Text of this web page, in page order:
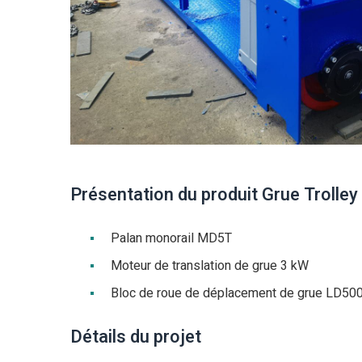
Présentation du produit Grue Trolley
Palan monorail MD5T
Moteur de translation de grue 3 kW
Bloc de roue de déplacement de grue
Détails du projet